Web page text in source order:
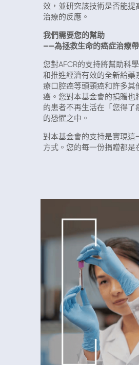
效，並研究該技術是否能提
治療的反應。
我們需要您的幫助
——為拯救生命的癌症治療
您對AFCR的支持將幫助科
和推進經濟有效的全新給藥
療口腔癌等頭頸癌和許多其
癌。您對本基金會的捐贈也
的患者不再生活在「您得了
的恐懼之中。
對本基金會的支持是實現這
方式。您的每一份捐贈都是